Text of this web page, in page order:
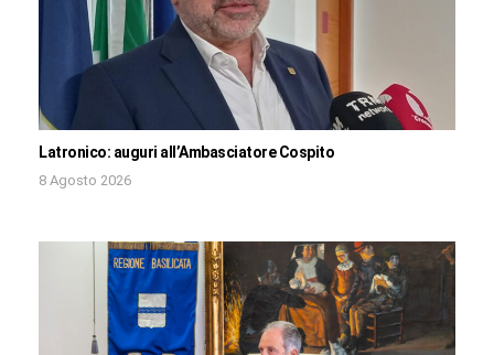
Latronico: auguri all’Ambasciatore Cospito
8 Agosto 2026